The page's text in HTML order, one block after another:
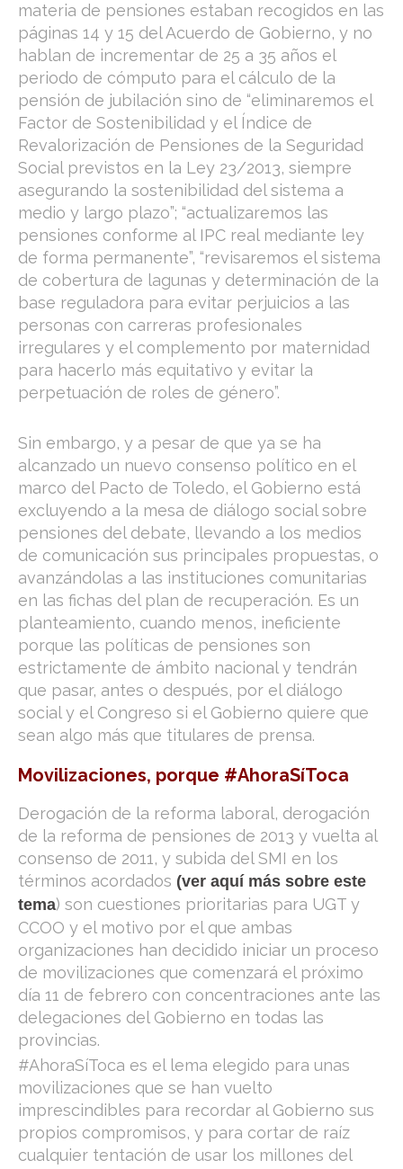
materia de pensiones estaban recogidos en las
páginas 14 y 15 del Acuerdo de Gobierno, y no
hablan de incrementar de 25 a 35 años el
periodo de cómputo para el cálculo de la
pensión de jubilación sino de “eliminaremos el
Factor de Sostenibilidad y el Índice de
Revalorización de Pensiones de la Seguridad
Social previstos en la Ley 23/2013, siempre
asegurando la sostenibilidad del sistema a
medio y largo plazo”; “actualizaremos las
pensiones conforme al IPC real mediante ley
de forma permanente”, “revisaremos el sistema
de cobertura de lagunas y determinación de la
base reguladora para evitar perjuicios a las
personas con carreras profesionales
irregulares y el complemento por maternidad
para hacerlo más equitativo y evitar la
perpetuación de roles de género”.
Sin embargo, y a pesar de que ya se ha
alcanzado un nuevo consenso político en el
marco del Pacto de Toledo, el Gobierno está
excluyendo a la mesa de diálogo social sobre
pensiones del debate, llevando a los medios
de comunicación sus principales propuestas, o
avanzándolas a las instituciones comunitarias
en las fichas del plan de recuperación. Es un
planteamiento, cuando menos, ineficiente
porque las políticas de pensiones son
estrictamente de ámbito nacional y tendrán
que pasar, antes o después, por el diálogo
social y el Congreso si el Gobierno quiere que
sean algo más que titulares de prensa.
Movilizaciones, porque #AhoraSíToca
Derogación de la reforma laboral, derogación
de la reforma de pensiones de 2013 y vuelta al
consenso de 2011, y subida del SMI en los
términos acordados (ver aquí más sobre este
tema) son cuestiones prioritarias para UGT y
CCOO y el motivo por el que ambas
organizaciones han decidido iniciar un proceso
de movilizaciones que comenzará el próximo
día 11 de febrero con concentraciones ante las
delegaciones del Gobierno en todas las
provincias.
#AhoraSíToca es el lema elegido para unas
movilizaciones que se han vuelto
imprescindibles para recordar al Gobierno sus
propios compromisos, y para cortar de raíz
cualquier tentación de usar los millones del